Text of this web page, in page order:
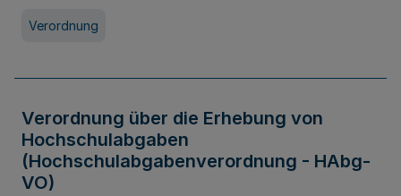
Verordnung
Verordnung über die Erhebung von
Hochschulabgaben
(Hochschulabgabenverordnung - HAbg-
VO)